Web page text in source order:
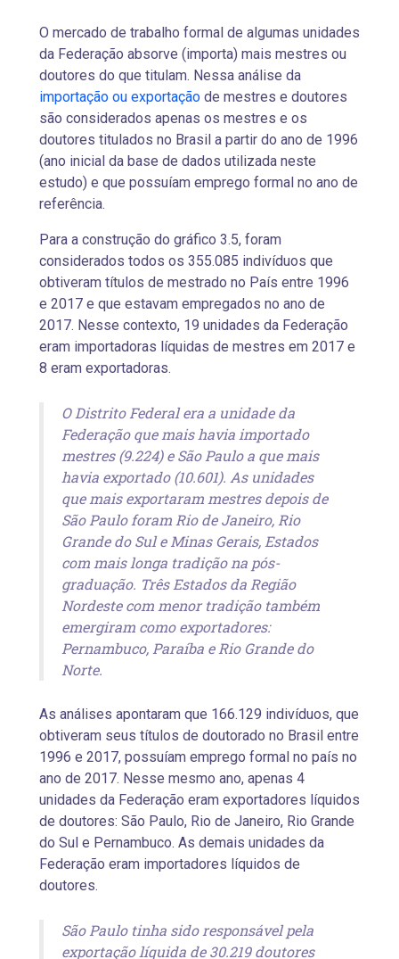
O mercado de trabalho formal de algumas unidades
da Federação absorve (importa) mais mestres ou
doutores do que titulam. Nessa análise da
importação ou exportação de mestres e doutores
são considerados apenas os mestres e os
doutores titulados no Brasil a partir do ano de 1996
(ano inicial da base de dados utilizada neste
estudo) e que possuíam emprego formal no ano de
referência.
Para a construção do gráfico 3.5, foram
considerados todos os 355.085 indivíduos que
obtiveram títulos de mestrado no País entre 1996
e 2017 e que estavam empregados no ano de
2017. Nesse contexto, 19 unidades da Federação
eram importadoras líquidas de mestres em 2017 e
8 eram exportadoras.
O Distrito Federal era a unidade da
Federação que mais havia importado
mestres (9.224) e São Paulo a que mais
havia exportado (10.601). As unidades
que mais exportaram mestres depois de
São Paulo foram Rio de Janeiro, Rio
Grande do Sul e Minas Gerais, Estados
com mais longa tradição na pós-
graduação. Três Estados da Região
Nordeste com menor tradição também
emergiram como exportadores:
Pernambuco, Paraíba e Rio Grande do
Norte.
As análises apontaram que 166.129 indivíduos, que
obtiveram seus títulos de doutorado no Brasil entre
1996 e 2017, possuíam emprego formal no país no
ano de 2017. Nesse mesmo ano, apenas 4
unidades da Federação eram exportadores líquidos
de doutores: São Paulo, Rio de Janeiro, Rio Grande
do Sul e Pernambuco. As demais unidades da
Federação eram importadores líquidos de
doutores.
São Paulo tinha sido responsável pela
exportação líquida de 30.219 doutores